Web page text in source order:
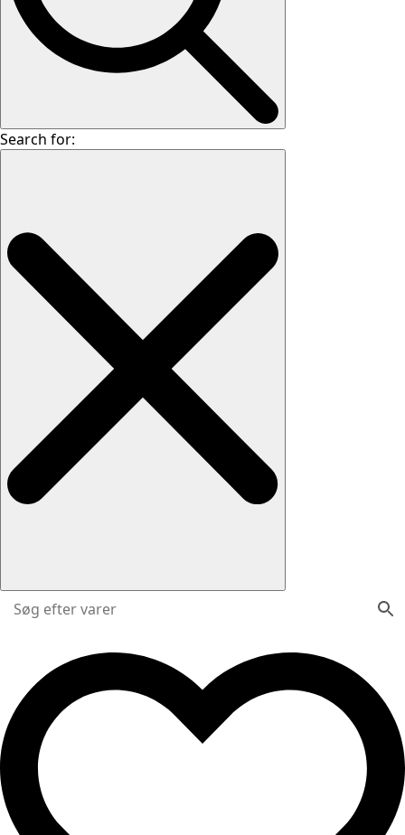
Search for: